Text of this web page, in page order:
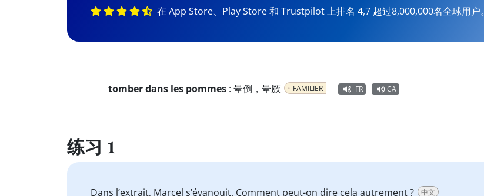
在 App Store、Play Store 和 Trustpilot 上排名 4,7 超过8,000,000名全球用户。
tomber dans les pommes : 晕倒，晕厥 FAMILIER FR CA
练习 1
Dans l’extrait, Marcel s’évanouit. Comment peut-on dire cela autrement ? 中文